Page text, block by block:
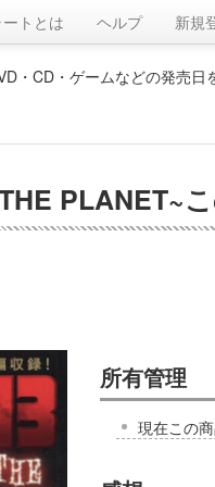
トとは ヘルプ 新規
・CD・ゲームなどの発売日
PLANET~
所有管理
現在この